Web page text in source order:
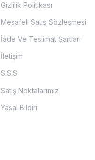
Gizlilik Politikası
Mesafeli Satış Sözleşmesi
İade Ve Teslimat Şartları
İletişim
S.S.S
Satış Noktalarımız
Yasal Bildiri